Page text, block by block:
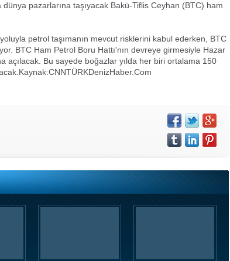
pazarlarına taşıyacak Bakü-Tiflis Ceyhan (BTC) ham
petrol taşımanın mevcut risklerini kabul ederken, BTC
BTC Ham Petrol Boru Hattı'nın devreye girmesiyle Hazar
açılacak. Bu sayede boğazlar yılda her biri ortalama 150
Kaynak:CNNTÜRKDenizHaber.Com